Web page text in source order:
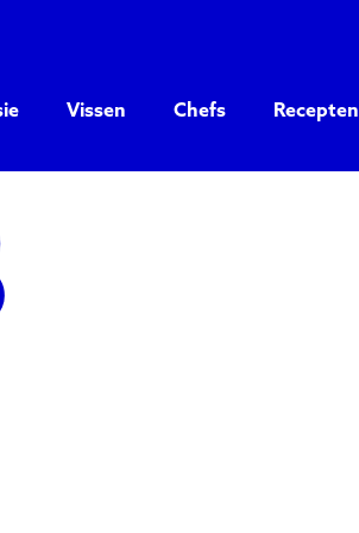
Vissen Chefs Recepten